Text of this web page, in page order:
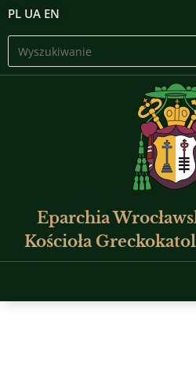
PL UA EN
Eparchia
Kościoła